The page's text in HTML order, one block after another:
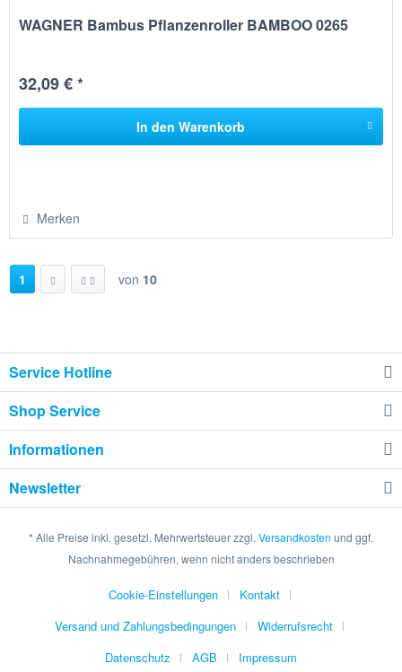
WAGNER Bambus Pflanzenroller BAMBOO 0265
32,09 € *
In den Warenkorb
Merken
1 von 10
Service Hotline
Shop Service
Informationen
Newsletter
* Alle Preise inkl. gesetzl. Mehrwertsteuer zzgl. Versandkosten und ggf.
Nachnahmegebühren, wenn nicht anders beschrieben
Cookie-Einstellungen
Kontakt
Versand und Zahlungsbedingungen
Widerrufsrecht
Datenschutz
AGB Impressum